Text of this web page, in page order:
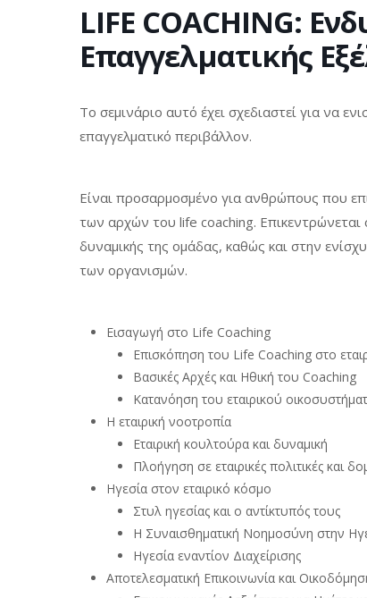
LIFE COACHING:
Επαγγελματικής
Το σεμινάριο αυτό έχει σχεδιαστεί για να
επαγγελματικό περιβάλλον.
Είναι προσαρμοσμένο για ανθρώπους που
των αρχών του life coaching. Επικεντρώνεται
δυναμικής της ομάδας, καθώς και στην
των οργανισμών.
Εισαγωγή στο Life Coaching
Επισκόπηση του Life Coaching στο
Βασικές Αρχές και Ηθική του Coaching
Κατανόηση του εταιρικού
Η εταιρική νοοτροπία
Εταιρική κουλτούρα και δυναμική
Πλοήγηση σε εταιρικές πολιτικές και
Ηγεσία στον εταιρικό κόσμο
Στυλ ηγεσίας και ο αντίκτυπός τους
Η Συναισθηματική Νοημοσύνη στην
Ηγεσία εναντίον Διαχείρισης
Αποτελεσματική Επικοινωνία και